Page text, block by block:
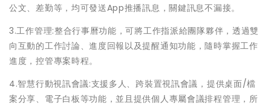
公文、差勤等，均可發送App推播訊息，關鍵訊息不漏接。
3.工作管理:整合行事曆功能，可將工作指派給團隊夥伴，透過雙
向互動的工作討論、進度回報以及提醒通知功能，隨時掌握工作
進度，控管專案時程。
4.智慧行動視訊會議:支援多人、跨裝置視訊會議，提供桌面/檔
案分享、電子白板等功能，並且提供個人專屬會議排程管理，所